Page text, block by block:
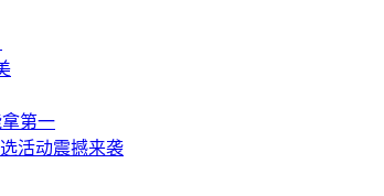
第一
活动震撼来袭